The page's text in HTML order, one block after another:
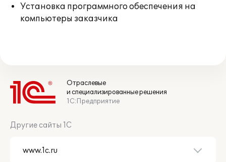
Установка программного обеспечения на
компьютеры заказчика
Отраслевые
и специализированные решения
1С:Предприятие
Другие сайты 1С